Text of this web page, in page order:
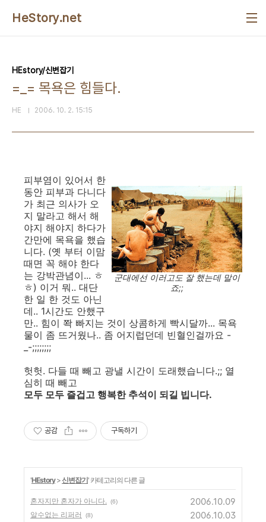
HeStory.net
HEstory/신변잡기
=_= 목욕은 힘들다.
HE 2006. 10. 2. 15:15
군대에선 이러고도 잘 했는데 말이
죠;;
피부염이 있어서 한
동안 피부과 다니다
가 최근 의사가 오
지 말라고 해서 해
야지 해야지 하다가
간만에 목욕을 했습
니다. (옛 부터 이맘
때면 꼭 해야 한다
는 강박관념이... ㅎ
ㅎ) 이거 뭐.. 대단
한 일 한 것도 아닌
데.. 1시간도 안했구
만.. 힘이 쫙 빠지는 것이 상콤하게 빡시달까... 목욕
물이 좀 뜨거웠나.. 좀 어지럽던데 빈혈인걸까요 -
_-;;;;;;;;
헛헛. 다들 때 빼고 광낼 시간이 도래했습니다.;; 열
심히 때 빼고
모두 모두 즐겁고 행복한 추석이 되길 빕니다.
공감 구독하기
'HEstory>신변잡기' 카테고리의 다른 글
혼자지만 혼자가 아니다. (6) 2006.10.09
알수없는 리퍼러 (8) 2006.10.03